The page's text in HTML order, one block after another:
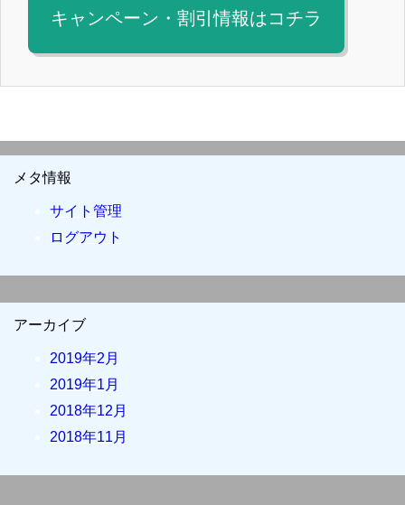
キャンペーン・割引情報はコチラ
メタ情報
サイト管理
ログアウト
アーカイブ
2019年2月
2019年1月
2018年12月
2018年11月